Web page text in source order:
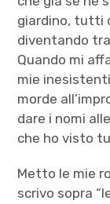
giardino, tutti
diventando
Quando mi
mie
morde
dare i nomi
che ho visto
Metto le mie
scrivo sopra